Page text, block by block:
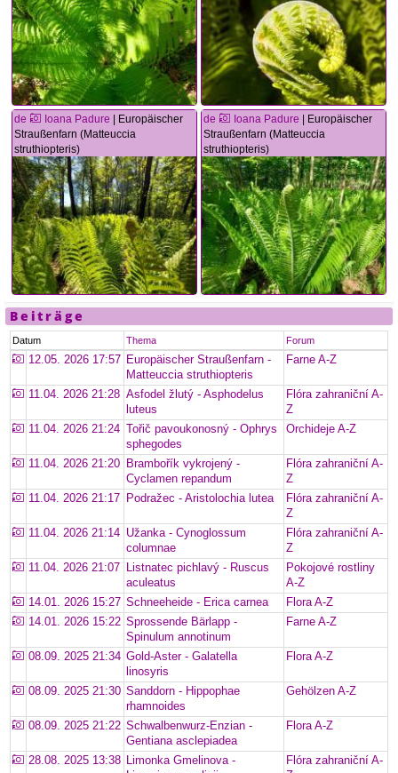
de Ioana Padure | Europäischer
Straußenfarn (Matteuccia
struthiopteris)
de Ioana Padure | Europäischer
Straußenfarn (Matteuccia
struthiopteris)
Beiträge
Datum Thema Forum
12.05. 2026 17:57 Europäischer Straußenfarn -
Matteuccia struthiopteris
Farne A-Z
11.04. 2026 21:28 Asfodel žlutý - Asphodelus
luteus
Flóra zahraniční A-
Z
11.04. 2026 21:24
Tořič pavoukonosný - Ophrys
sphegodes
Orchideje A-Z
11.04. 2026 21:20
Brambořík vykrojený -
Cyclamen repandum
Flóra zahraniční A-
Z
11.04. 2026 21:17
Podražec - Aristolochia lutea
Flóra zahraniční A-
Z
11.04. 2026 21:14 Užanka - Cynoglossum
columnae
Flóra zahraniční A-
Z
11.04. 2026 21:07
Listnatec pichlavý - Ruscus
aculeatus
Pokojové rostliny
A-Z
14.01. 2026 15:27 Schneeheide - Erica carnea
Flora A-Z
14.01. 2026 15:22 Sprossende Bärlapp -
Spinulum annotinum
Farne A-Z
08.09. 2025 21:34 Gold-Aster - Galatella
linosyris
Flora A-Z
08.09. 2025 21:30 Sanddorn - Hippophae
rhamnoides
Gehölzen A-Z
08.09. 2025 21:22 Schwalbenwurz-Enzian -
Gentiana asclepiadea
Flora A-Z
28.08. 2025 13:38 Limonka Gmelinova -
Flóra zahraniční A-